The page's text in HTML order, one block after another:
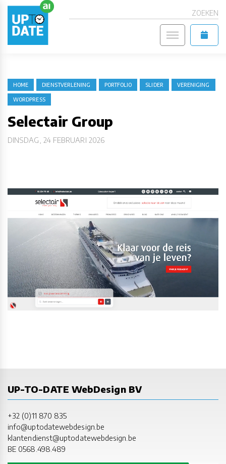
ZOEKEN
HOME DIENSTVERLENING PORTFOLIO SLIDER VERENIGING
WORDPRESS
Selectair Group
DINSDAG, 24 FEBRUARI 2026
UP-TO-DATE WebDesign BV
+32 (0)11 870 835
info@uptodatewebdesign.be
klantendienst@uptodatewebdesign.be
BE 0568.498.489